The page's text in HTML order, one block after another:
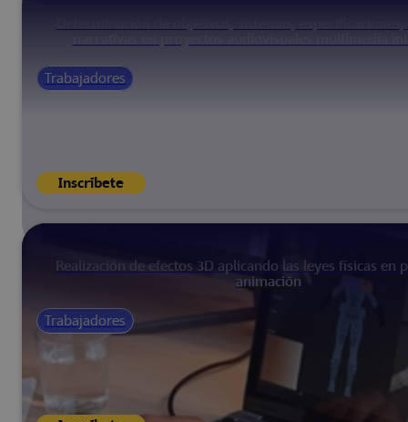
Trabajadores
Inscríbete
Realización de efectos 3D aplicando las leyes físicas en
animación
Trabajadores